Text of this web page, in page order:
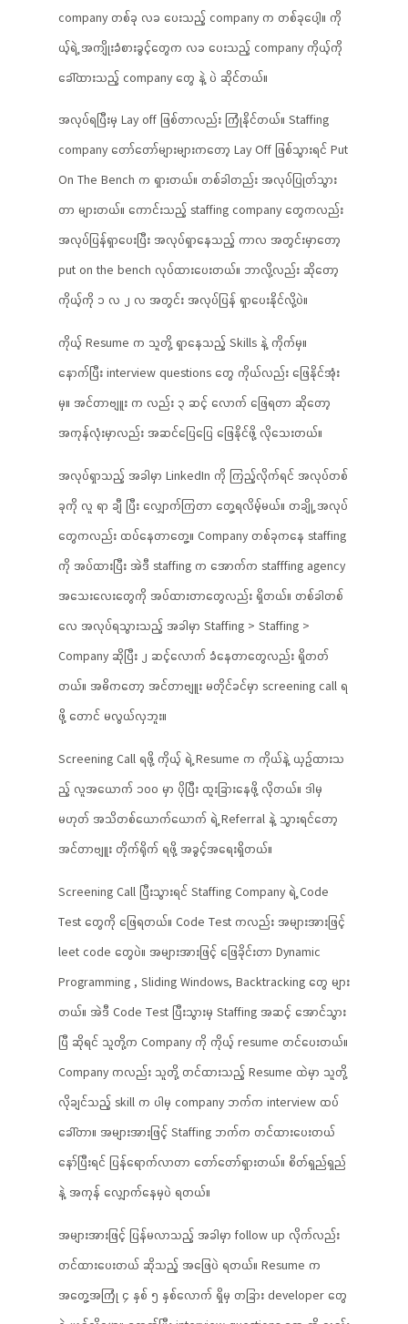
company တစ်ခု လခ ပေးသည့် company က တစ်ခုပေါ့။ ကို
ယ့်ရဲ့ အကျိုးခံစားခွင့်တွေက လခ ပေးသည့် company ကိုယ့်ကို
ခေါ်ထားသည့် company တွေ နဲ့ ပဲ ဆိုင်တယ်။
အလုပ်ရပြီးမှ Lay off ဖြစ်တာလည်း ကြုံနိုင်တယ်။ Staffing
company တော်တော်များများကတော့ Lay Off ဖြစ်သွားရင် Put
On The Bench က ရှားတယ်။ တစ်ခါတည်း အလုပ်ပြုတ်သွား
တာ များတယ်။ ကောင်းသည့် staffing company တွေကလည်း
အလုပ်ပြန်ရှာပေးပြီး အလုပ်ရှာနေသည့် ကာလ အတွင်းမှာတော့
put on the bench လုပ်ထားပေးတယ်။ ဘာလို့လည်း ဆိုတော့
ကိုယ့်ကို ၁ လ ၂ လ အတွင်း အလုပ်ပြန် ရှာပေးနိုင်လို့ပဲ။
ကိုယ့် Resume က သူတို့ ရှာနေသည့် Skills နဲ့ ကိုက်မှ။
နောက်ပြီး interview questions တွေ ကိုယ်လည်း ဖြေနိုင်အုံး
မှ။ အင်တာဗျူး က လည်း ၃ ဆင့် လောက် ဖြေရတာ ဆိုတော့
အကုန်လုံးမှာလည်း အဆင်ပြေပြေ ဖြေနိုင်ဖို့ လိုသေးတယ်။
အလုပ်ရှာသည့် အခါမှာ LinkedIn ကို ကြည့်လိုက်ရင် အလုပ်တစ်
ခုကို လူ ရာ ချီ ပြီး လျှောက်ကြတာ တွေ့ရလိမ့်မယ်။ တချို့ အလုပ်
တွေကလည်း ထပ်နေတာတွေ့။ Company တစ်ခုကနေ staffing
ကို အပ်ထားပြီး အဲဒီ staffing က အောက်က stafffing agency
အသေးလေးတွေကို အပ်ထားတာတွေလည်း ရှိတယ်။ တစ်ခါတစ်
လေ အလုပ်ရသွားသည့် အခါမှာ Staffing > Staffing >
Company ဆိုပြီး ၂ ဆင့်လောက် ခံနေတာတွေလည်း ရှိတတ်
တယ်။ အဓိကတော့ အင်တာဗျူး မတိုင်ခင်မှာ screening call ရ
ဖို့ တောင် မလွယ်လှဘူး။
Screening Call ရဖို့ ကိုယ့် ရဲ့ Resume က ကိုယ်နဲ့ ယှဥ်ထားသ
ည့် လူအယောက် ၁၀၀ မှာ ပိုပြီး ထူးခြားနေဖို့ လိုတယ်။ ဒါမှ
မဟုတ် အသိတစ်ယောက်ယောက် ရဲ့ Referral နဲ့ သွားရင်တော့
အင်တာဗျူး တိုက်ရိုက် ရဖို့ အခွင့်အရေးရှိတယ်။
Screening Call ပြီးသွားရင် Staffing Company ရဲ့ Code
Test တွေကို ဖြေရတယ်။ Code Test ကလည်း အများအားဖြင့်
leet code တွေပဲ။ အများအားဖြင့် ဖြေခိုင်းတာ Dynamic
Programming , Sliding Windows, Backtracking တွေ များ
တယ်။ အဲဒီ Code Test ပြီးသွားမှ Staffing အဆင့် အောင်သွား
ပြီ ဆိုရင် သူတို့က Company ကို ကိုယ့် resume တင်ပေးတယ်။
Company ကလည်း သူတို့ တင်ထားသည့် Resume ထဲမှာ သူတို့
လိုချင်သည့် skill က ပါမှ company ဘက်က interview ထပ်
ခေါ်တာ။ အများအားဖြင့် Staffing ဘက်က တင်ထားပေးတယ်
နော်ပြီးရင် ပြန်ရောက်လာတာ တော်တော်ရှားတယ်။ စိတ်ရှည်ရှည်
နဲ့ အကုန် လျှောက်နေမှပဲ ရတယ်။
အများအားဖြင့် ပြန်မလာသည့် အခါမှာ follow up လိုက်လည်း
တင်ထားပေးတယ် ဆိုသည့် အဖြေပဲ ရတယ်။ Resume က
အတွေ့အကြုံ ၄ နှစ် ၅ နှစ်လောက် ရှိမှ တခြား developer တွေ